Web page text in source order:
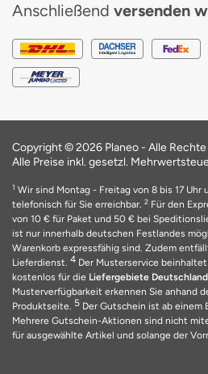
Anschließend versenden
Copyright © 2026 Planeo - Alle
Alle Preise inkl. gesetzl.
1 Wir sind Montag - Freitag von 8 bis 17 Uhr
telefonisch für Sie erreichbar. 2 Für den
von 10 € für Paket und 50 € bei
ist nur innerhalb deutschen Festlandes
Warenkorb expressfähig sind. Zudem
Lieferdienst. 4 Der Musterservice
kostenlos für die Liefergebiete
Musterverfügbarkeit erkennen Sie anhand
Produktseite. 5 Der Gutschein ist ab einem
Mehrere Gutschein-Aktionen sind nicht
für ausgewählte Artikel und solange der